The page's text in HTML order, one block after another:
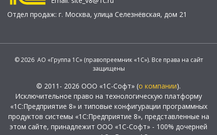
Отдел продаж: г. Москва, улица Селезнёвская, дом 21
© 2026 АО «Группа 1С» (правопреемник «1С»). Все права на сайт
защищены
© 2011- 2026 ООО «1С-Софт» (о компании).
Исключительное право на технологическую платформу
«1С:Предприятие 8» и типовые конфигурации программных
продуктов системы «1С:Предприятие 8», представленные на
этом сайте, принадлежит ООО «1С-Софт» - 100% дочерней